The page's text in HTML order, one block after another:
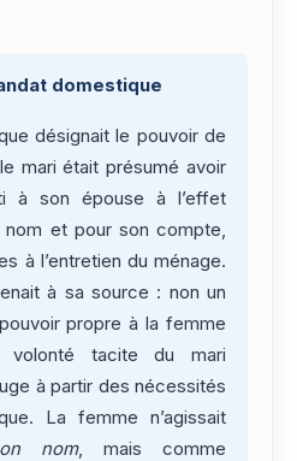
domestique
désignait le pouvoir de
mari était présumé avoir
à son épouse à l’effet
nom et pour son compte,
à l’entretien du ménage.
à sa source : non un
propre à la femme
volonté tacite du mari
à partir des nécessités
La femme n’agissait
nom, mais comme